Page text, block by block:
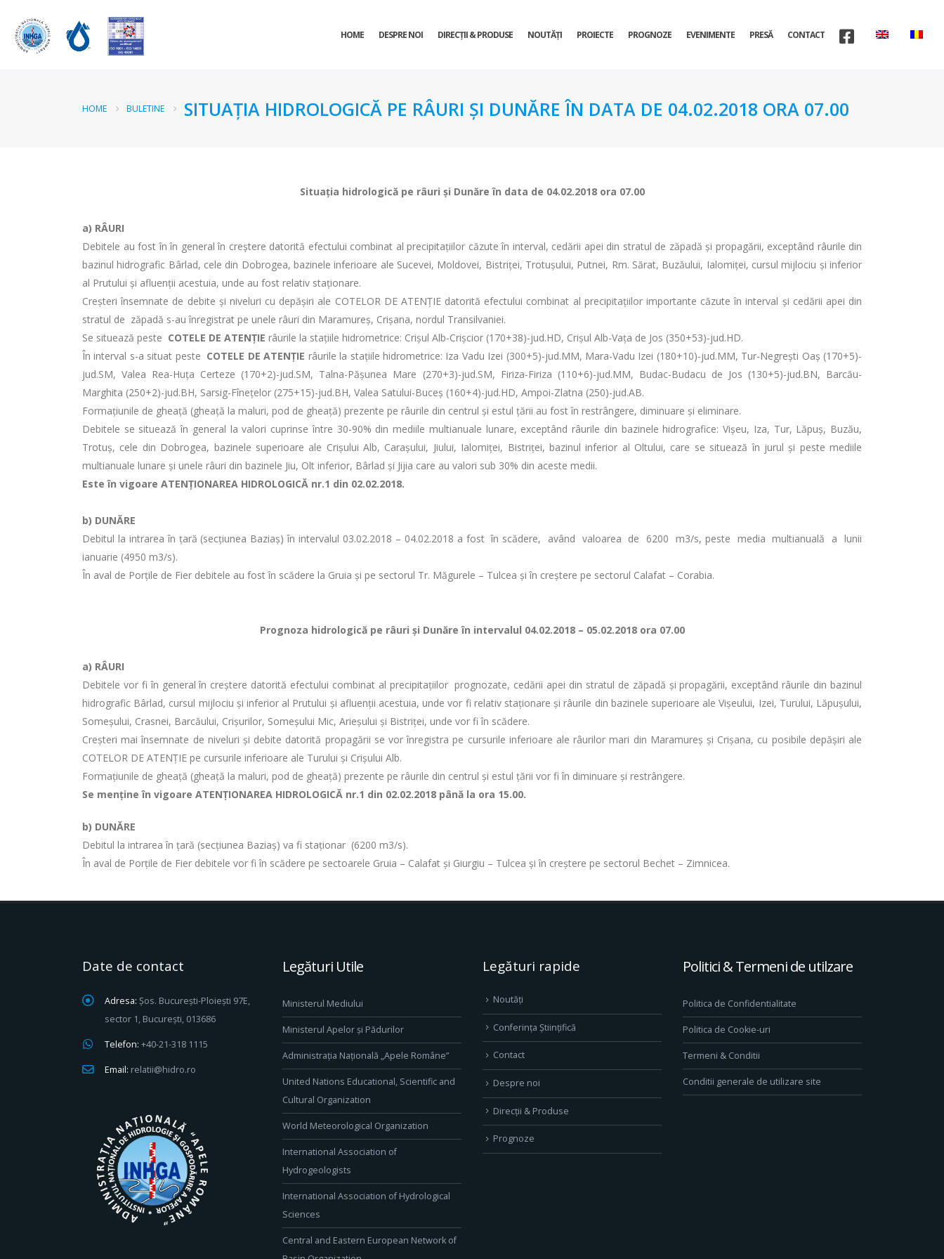
HOME DESPRE NOI DIRECŢII & PRODUSE NOUTĂȚI PROIECTE PROGNOZE EVENIMENTE PRESĂ CONTACT
HOME BULETINE SITUAŢIA HIDROLOGICĂ PE RÂURI ŞI DUNĂRE ÎN DATA DE 04.02.2018 ORA 07.00
Situaţia hidrologică pe râuri şi Dunăre în data de 04.02.2018 ora 07.00
a) RÂURI
Debitele au fost în în general în creștere datorită efectului combinat al precipitațiilor căzute în interval, cedării apei din stratul de zăpadă și propagării, exceptând râurile din
bazinul hidrografic Bârlad, cele din Dobrogea, bazinele inferioare ale Sucevei, Moldovei, Bistriței, Trotușului, Putnei, Rm. Sărat, Buzăului, Ialomiței, cursul mijlociu și inferior
al Prutului și afluenții acestuia, unde au fost relativ staționare.
Creşteri însemnate de debite şi niveluri cu depăşiri ale COTELOR DE ATENŢIE datorită efectului combinat al precipitațiilor importante căzute în interval și cedării apei din
stratul de zăpadă s-au înregistrat pe unele râuri din Maramureș, Crișana, nordul Transilvaniei.
Se situează peste COTELE DE ATENŢIE râurile la stațiile hidrometrice: Crișul Alb-Crișcior (170+38)-jud.HD, Crișul Alb-Vața de Jos (350+53)-jud.HD.
În interval s-a situat peste COTELE DE ATENŢIE râurile la stațiile hidrometrice: Iza Vadu Izei (300+5)-jud.MM, Mara-Vadu Izei (180+10)-jud.MM, Tur-Negrești Oaș (170+5)-
jud.SM, Valea Rea-Huța Certeze (170+2)-jud.SM, Talna-Pășunea Mare (270+3)-jud.SM, Firiza-Firiza (110+6)-jud.MM, Budac-Budacu de Jos (130+5)-jud.BN, Barcău-
Marghita (250+2)-jud.BH, Sarsig-Fînețelor (275+15)-jud.BH, Valea Satului-Buceș (160+4)-jud.HD, Ampoi-Zlatna (250)-jud.AB.
Formaţiunile de gheaţă (gheaţă la maluri, pod de gheaţă) prezente pe râurile din centrul și estul țării au fost în restrângere, diminuare și eliminare.
Debitele se situează în general la valori cuprinse între 30-90% din mediile multianuale lunare, exceptând râurile din bazinele hidrografice: Vişeu, Iza, Tur, Lăpuș, Buzău,
Trotuș, cele din Dobrogea, bazinele superioare ale Crișului Alb, Carașului, Jiului, Ialomiței, Bistriței, bazinul inferior al Oltului, care se situează în jurul și peste mediile
multianuale lunare și unele râuri din bazinele Jiu, Olt inferior, Bârlad și Jijia care au valori sub 30% din aceste medii.
Este în vigoare ATENŢIONAREA HIDROLOGICĂ nr.1 din 02.02.2018.
b) DUNĂRE
Debitul la intrarea în ţară (secţiunea Baziaş) în intervalul 03.02.2018 – 04.02.2018 a fost în scădere, având valoarea de 6200 m3/s, peste media multianuală a lunii
ianuarie (4950 m3/s).
În aval de Porţile de Fier debitele au fost în scădere la Gruia și pe sectorul Tr. Măgurele – Tulcea și în creștere pe sectorul Calafat – Corabia.
Prognoza hidrologică pe râuri şi Dunăre în intervalul 04.02.2018 – 05.02.2018 ora 07.00
a) RÂURI
Debitele vor fi în general în creștere datorită efectului combinat al precipitațiilor prognozate, cedării apei din stratul de zăpadă și propagării, exceptând râurile din bazinul
hidrografic Bârlad, cursul mijlociu și inferior al Prutului și afluenții acestuia, unde vor fi relativ staţionare și râurile din bazinele superioare ale Vișeului, Izei, Turului, Lăpușului,
Someșului, Crasnei, Barcăului, Crișurilor, Someșului Mic, Arieșului și Bistriței, unde vor fi în scădere.
Creșteri mai însemnate de niveluri și debite datorită propagării se vor înregistra pe cursurile inferioare ale râurilor mari din Maramureș și Crișana, cu posibile depășiri ale
COTELOR DE ATENŢIE pe cursurile inferioare ale Turului și Crișului Alb.
Formaţiunile de gheaţă (gheaţă la maluri, pod de gheaţă) prezente pe râurile din centrul și estul țării vor fi în diminuare și restrângere.
Se menține în vigoare ATENŢIONAREA HIDROLOGICĂ nr.1 din 02.02.2018 până la ora 15.00.
b) DUNĂRE
Debitul la intrarea în ţară (secţiunea Baziaş) va fi staționar (6200 m3/s).
În aval de Porţile de Fier debitele vor fi în scădere pe sectoarele Gruia – Calafat și Giurgiu – Tulcea și în creștere pe sectorul Bechet – Zimnicea.
Date de contact
Adresa: Șos. București-Ploiești 97E,
sector 1, București, 013686
Telefon: +40-21-318 1115
Email: relatii@hidro.ro
Legături Utile
Ministerul Mediului
Ministerul Apelor și Pădurilor
Administrația Națională „Apele Române”
United Nations Educational, Scientific and
Cultural Organization
World Meteorological Organization
International Association of
Hydrogeologists
International Association of Hydrological
Sciences
Central and Eastern European Network of
Legături rapide
Noutăți
Conferința Științifică
Contact
Despre noi
Direcţii & Produse
Prognoze
Politici & Termeni de utilzare
Politica de Confidentialitate
Politica de Cookie-uri
Termeni & Conditii
Conditii generale de utilizare site